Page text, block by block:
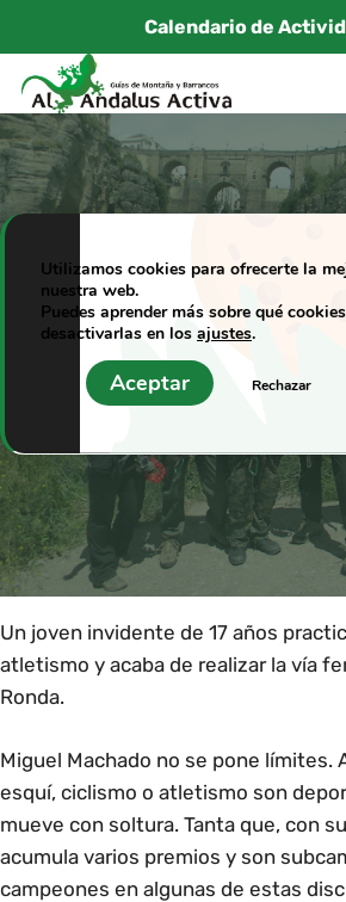
contenido
Calendario de
Miguel, un
invidente en
ferrata del
Ronda
Un joven invidente de 17 años
atletismo y acaba de realizar la vía
Ronda.
Miguel Machado no se pone límites.
esquí, ciclismo o atletismo son
mueve con soltura. Tanta que, con
acumula varios premios y son
campeones en algunas de estas
Utilizamos cookies para ofrecerte la
nuestra web.
Puedes aprender más sobre qué
desactivarlas en los ajustes.
Aceptar Rechazar